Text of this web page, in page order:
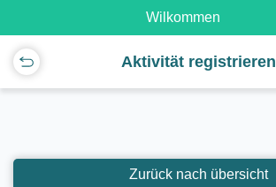
Wilkommen
Aktivität registrieren
Zurück nach übersicht